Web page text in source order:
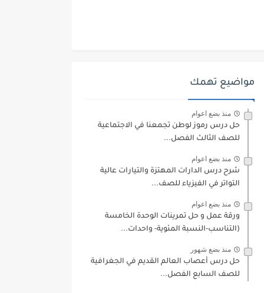
مواضيع تهمك
منذ بضع اعوام
حل درس رموز لوطن تجمعنا في الاجتماعية
للصف الثالث الفصل...
منذ بضع اعوام
شرح درس الدارات المهتزة والتيارات عالية
التواتر في الفيزياء للصف...
منذ بضع اعوام
ورقة عمل و حل تمرينات الوحدة الخامسة
(التناسب-النسبة المئوية- واحدات...
منذ بضع شهور
حل درس أعصاب العالم القديم في الجغرافية
للصف السابع الفصل...